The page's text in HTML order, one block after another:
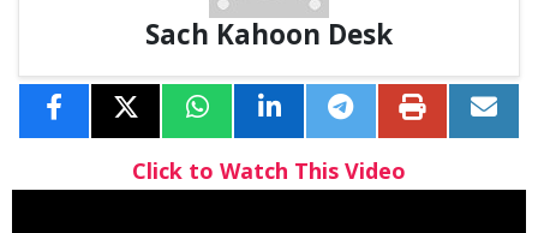
Sach Kahoon Desk
Click to Watch This Video